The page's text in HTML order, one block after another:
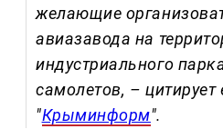
желающие
авиазавода на
индустриального
самолетов, – цитирует
"Крыминформ".